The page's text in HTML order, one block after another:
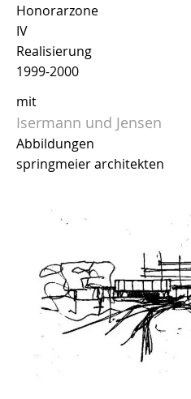
Honorarzone
IV
Realisierung
1999-2000
mit
Isermann und Jensen
Abbildungen
springmeier architekten